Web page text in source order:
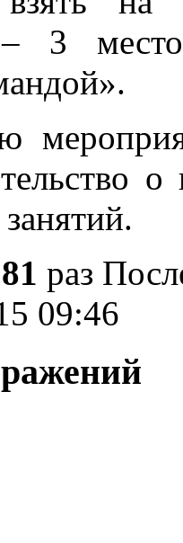
– 3
раз
09:46